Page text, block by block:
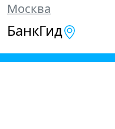
Москва
БанкГид